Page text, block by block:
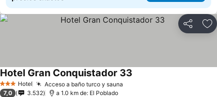
Compartir
3 Estrellas
Hotel Acceso a baño turco y sauna
Hotel Gran Conquistador 33
7,0 3.532 a 1.0 km de: El Poblado